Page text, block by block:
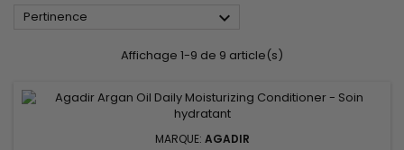
Pertinence 
Affichage 1-9 de 9 article(s)
MARQUE: AGADIR